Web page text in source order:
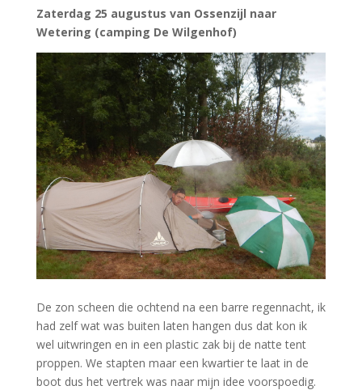
Zaterdag 25 augustus van Ossenzijl naar
Wetering (camping De Wilgenhof)
De zon scheen die ochtend na een barre regennacht, ik
had zelf wat was buiten laten hangen dus dat kon ik
wel uitwringen en in een plastic zak bij de natte tent
proppen. We stapten maar een kwartier te laat in de
boot dus het vertrek was naar mijn idee voorspoedig.